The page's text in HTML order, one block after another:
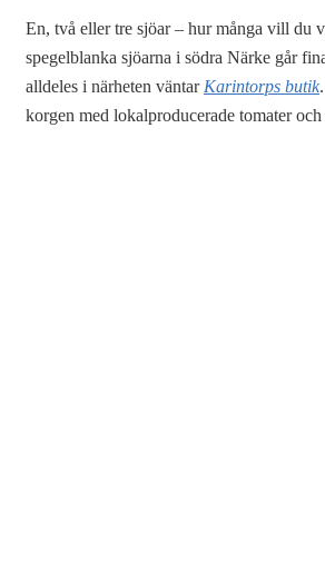
En, två eller tre sjöar – hur många vill du
spegelblanka sjöarna i södra Närke går
alldeles i närheten väntar Karintorps butik
korgen med lokalproducerade tomater och